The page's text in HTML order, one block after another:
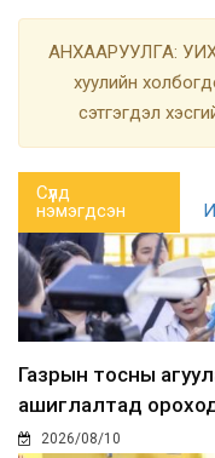
АНХААРУУЛГА:
хуулийн
сэтгэгдэл
Сүүлд
нэмэгдсэн
Газрын тосны
ашиглалтад
2026/08/10